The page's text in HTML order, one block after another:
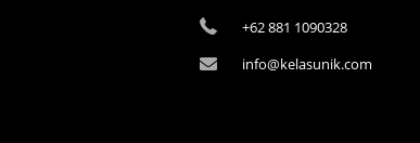
+62 881 1090328
info@kelasunik.com